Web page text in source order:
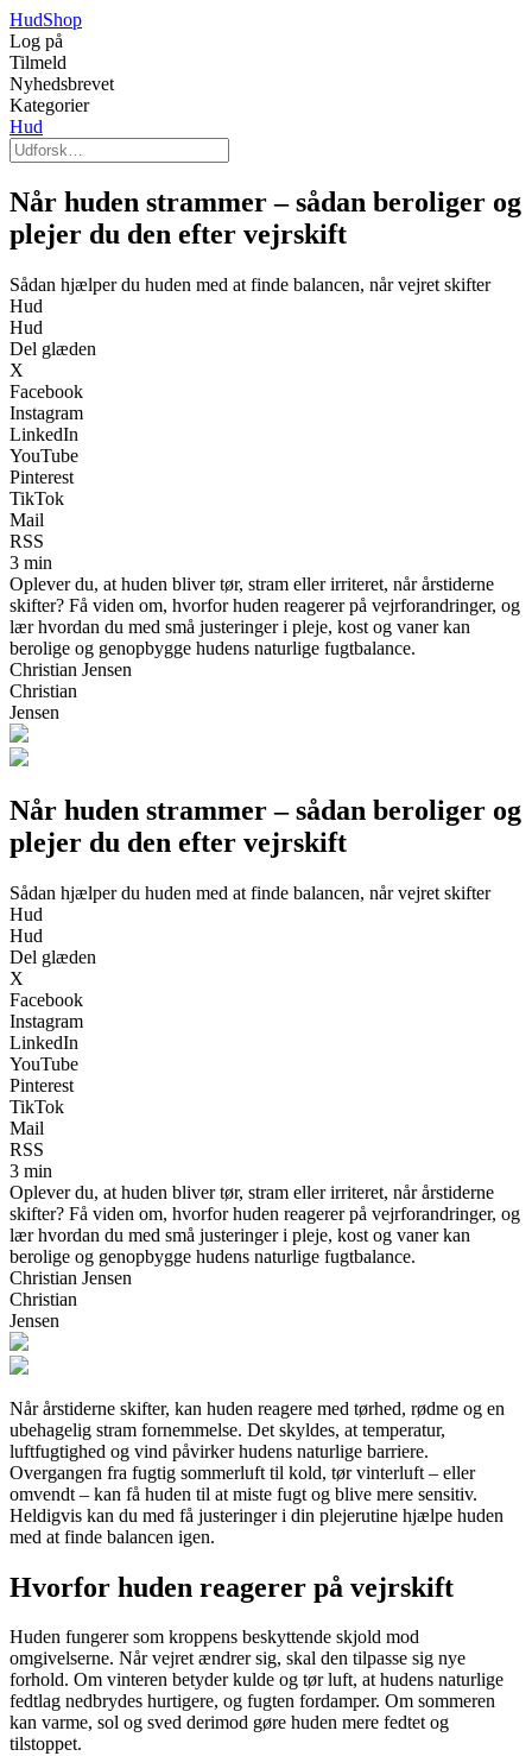
HudShop
Log på
Tilmeld
Nyhedsbrevet
Kategorier
Hud
Når huden strammer – sådan beroliger og
plejer du den efter vejrskift
Sådan hjælper du huden med at finde balancen, når vejret skifter
Hud
Hud
Del glæden
X
Facebook
Instagram
LinkedIn
YouTube
Pinterest
TikTok
Mail
RSS
3 min
Oplever du, at huden bliver tør, stram eller irriteret, når årstiderne
skifter? Få viden om, hvorfor huden reagerer på vejrforandringer, og
lær hvordan du med små justeringer i pleje, kost og vaner kan
berolige og genopbygge hudens naturlige fugtbalance.
Christian Jensen
Christian
Jensen
Når huden strammer – sådan beroliger og
plejer du den efter vejrskift
Sådan hjælper du huden med at finde balancen, når vejret skifter
Hud
Hud
Del glæden
X
Facebook
Instagram
LinkedIn
YouTube
Pinterest
TikTok
Mail
RSS
3 min
Oplever du, at huden bliver tør, stram eller irriteret, når årstiderne
skifter? Få viden om, hvorfor huden reagerer på vejrforandringer, og
lær hvordan du med små justeringer i pleje, kost og vaner kan
berolige og genopbygge hudens naturlige fugtbalance.
Christian Jensen
Christian
Jensen
Når årstiderne skifter, kan huden reagere med tørhed, rødme og en
ubehagelig stram fornemmelse. Det skyldes, at temperatur,
luftfugtighed og vind påvirker hudens naturlige barriere.
Overgangen fra fugtig sommerluft til kold, tør vinterluft – eller
omvendt – kan få huden til at miste fugt og blive mere sensitiv.
Heldigvis kan du med få justeringer i din plejerutine hjælpe huden
med at finde balancen igen.
Hvorfor huden reagerer på vejrskift
Huden fungerer som kroppens beskyttende skjold mod
omgivelserne. Når vejret ændrer sig, skal den tilpasse sig nye
forhold. Om vinteren betyder kulde og tør luft, at hudens naturlige
fedtlag nedbrydes hurtigere, og fugten fordamper. Om sommeren
kan varme, sol og sved derimod gøre huden mere fedtet og
tilstoppet.